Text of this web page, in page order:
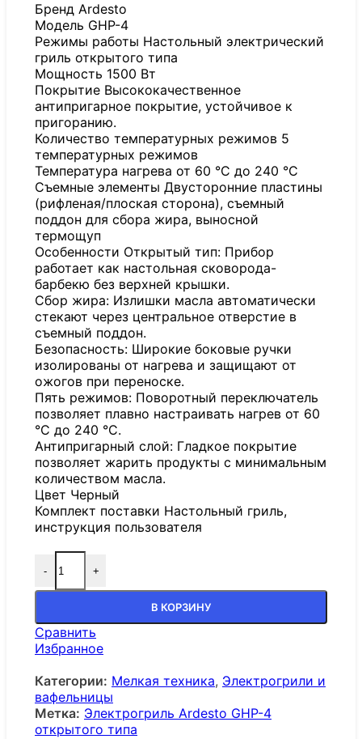
Бренд Ardesto
Модель GHP-4
Режимы работы Настольный электрический
гриль открытого типа
Мощность 1500 Вт
Покрытие Высококачественное
антипригарное покрытие, устойчивое к
пригоранию.
Количество температурных режимов 5
температурных режимов
Температура нагрева от 60 °C до 240 °C
Съемные элементы Двусторонние пластины
(рифленая/плоская сторона), съемный
поддон для сбора жира, выносной
термощуп
Особенности Открытый тип: Прибор
работает как настольная сковорода-
барбекю без верхней крышки.
Сбор жира: Излишки масла автоматически
стекают через центральное отверстие в
съемный поддон.
Безопасность: Широкие боковые ручки
изолированы от нагрева и защищают от
ожогов при переноске.
Пять режимов: Поворотный переключатель
позволяет плавно настраивать нагрев от 60
°C до 240 °C.
Антипригарный слой: Гладкое покрытие
позволяет жарить продукты с минимальным
количеством масла.
Цвет Черный
Комплект поставки Настольный гриль,
инструкция пользователя
- +
В КОРЗИНУ
Сравнить
Избранное
Категории: Мелкая техника, Электрогрили и
вафельницы
Метка: Электрогриль Ardesto GHP-4
открытого типа